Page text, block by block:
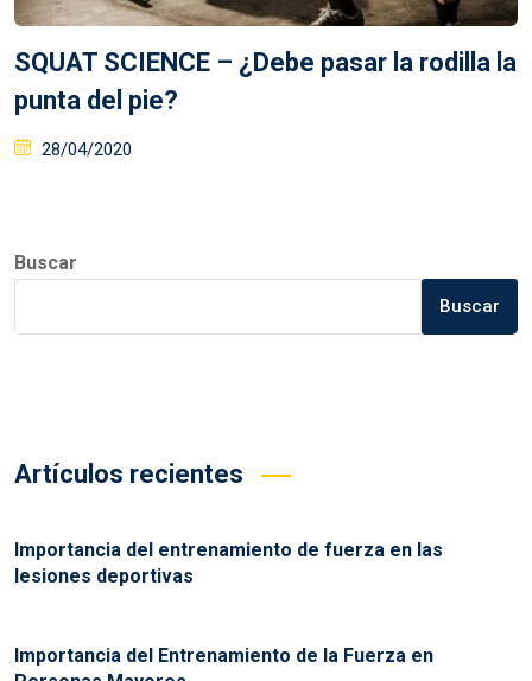
SQUAT SCIENCE – ¿Debe pasar la rodilla la
punta del pie?
Posted
28/04/2020
Buscar
Buscar
Artículos recientes
Importancia del entrenamiento de fuerza en las
lesiones deportivas
Importancia del Entrenamiento de la Fuerza en